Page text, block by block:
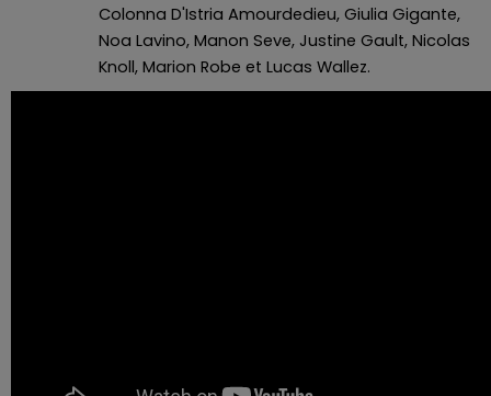
Colonna D'Istria Amourdedieu, Giulia Gigante,
Noa Lavino, Manon Seve, Justine Gault, Nicolas
Knoll, Marion Robe et Lucas Wallez.